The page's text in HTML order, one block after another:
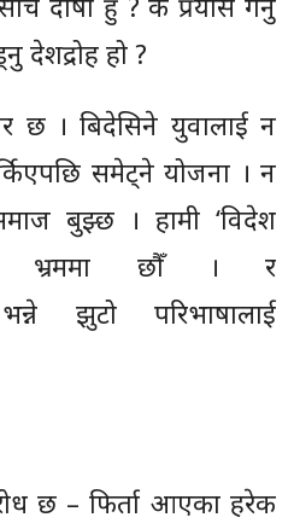
देशद्रोह हो ?
छ । बिदेसिने युवालाई न
समेट्ने योजना । न
बुझ्छ । हामी ‘विदेश
भ्रममा छौँ । र
झुटो परिभाषालाई
छ – फिर्ता आएका हरेक